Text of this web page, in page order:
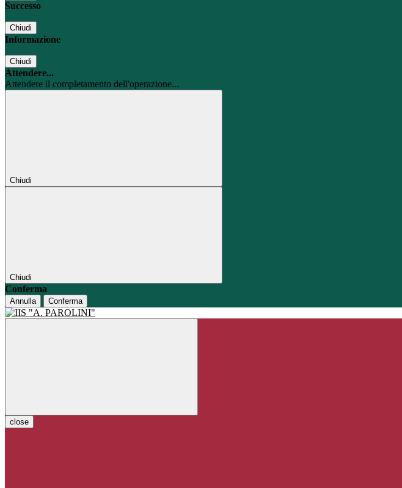
Successo
Chiudi
Informazione
Chiudi
Attendere...
Attendere il completamento dell'operazione...
Chiudi
Chiudi
Conferma
Annulla Conferma
close